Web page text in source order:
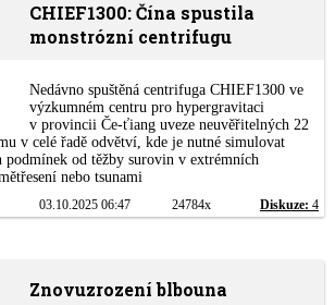
CHIEF1300: Čína spustila
monstrózní centrifugu
Nedávno spuštěná centrifuga CHIEF1300 ve
výzkumném centru pro hypergravitaci
v provincii Če-ťiang uveze neuvěřitelných 22
v celé řadě odvětví, kde je nutné simulovat
podmínek od těžby surovin v extrémních
nebo tsunami
03.10.2025 06:47 24784x Diskuze: 4
Znovuzrození blbouna